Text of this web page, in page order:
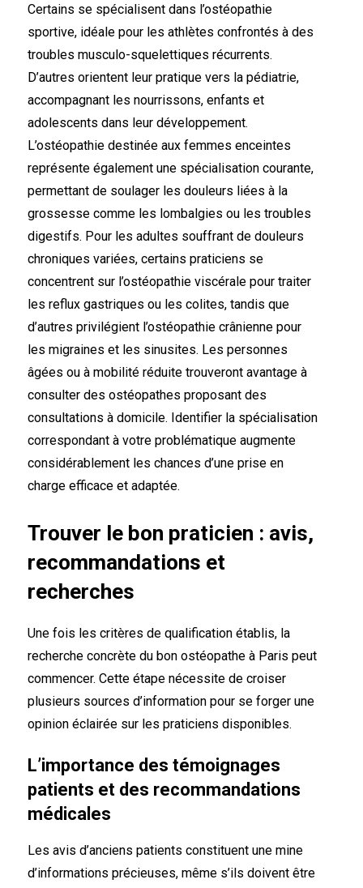
Certains se spécialisent dans l’ostéopathie
sportive, idéale pour les athlètes confrontés à des
troubles musculo-squelettiques récurrents.
D’autres orientent leur pratique vers la pédiatrie,
accompagnant les nourrissons, enfants et
adolescents dans leur développement.
L’ostéopathie destinée aux femmes enceintes
représente également une spécialisation courante,
permettant de soulager les douleurs liées à la
grossesse comme les lombalgies ou les troubles
digestifs. Pour les adultes souffrant de douleurs
chroniques variées, certains praticiens se
concentrent sur l’ostéopathie viscérale pour traiter
les reflux gastriques ou les colites, tandis que
d’autres privilégient l’ostéopathie crânienne pour
les migraines et les sinusites. Les personnes
âgées ou à mobilité réduite trouveront avantage à
consulter des ostéopathes proposant des
consultations à domicile. Identifier la spécialisation
correspondant à votre problématique augmente
considérablement les chances d’une prise en
charge efficace et adaptée.
Trouver le bon praticien : avis,
recommandations et
recherches
Une fois les critères de qualification établis, la
recherche concrète du bon ostéopathe à Paris peut
commencer. Cette étape nécessite de croiser
plusieurs sources d’information pour se forger une
opinion éclairée sur les praticiens disponibles.
L’importance des témoignages
patients et des recommandations
médicales
Les avis d’anciens patients constituent une mine
d’informations précieuses, même s’ils doivent être